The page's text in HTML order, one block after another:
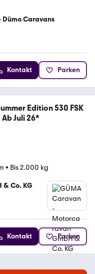
Dümo Caravans
Kontakt Parken
Edition 530 FSK
* Neuheit * Ab Juli 26*
• Bis 2.000 kg
Co. KG
Kontakt Parken